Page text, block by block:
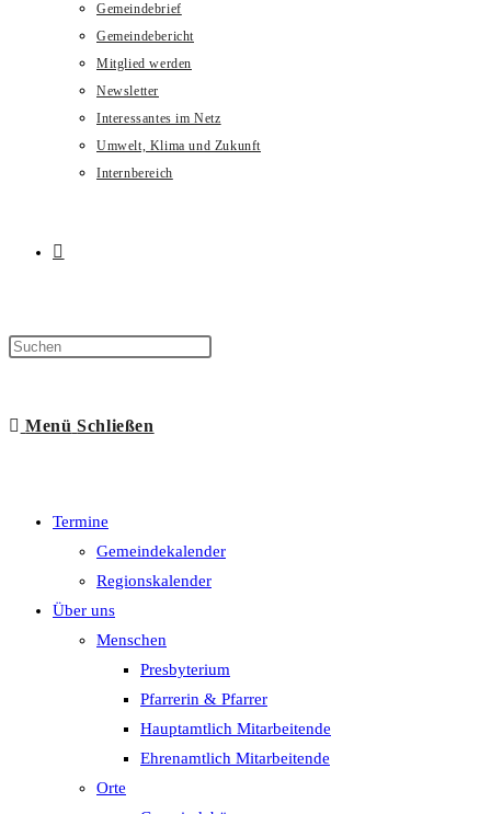
Gemeindebrief
Gemeindebericht
Mitglied werden
Newsletter
Interessantes im Netz
Umwelt, Klima und Zukunft
Internbereich
Website-
umschalten
Menü Schließen
Termine
Gemeindekalender
Regionskalender
Über uns
Menschen
Presbyterium
Pfarrerin & Pfarrer
Hauptamtlich Mitarbeitende
Ehrenamtlich Mitarbeitende
Orte